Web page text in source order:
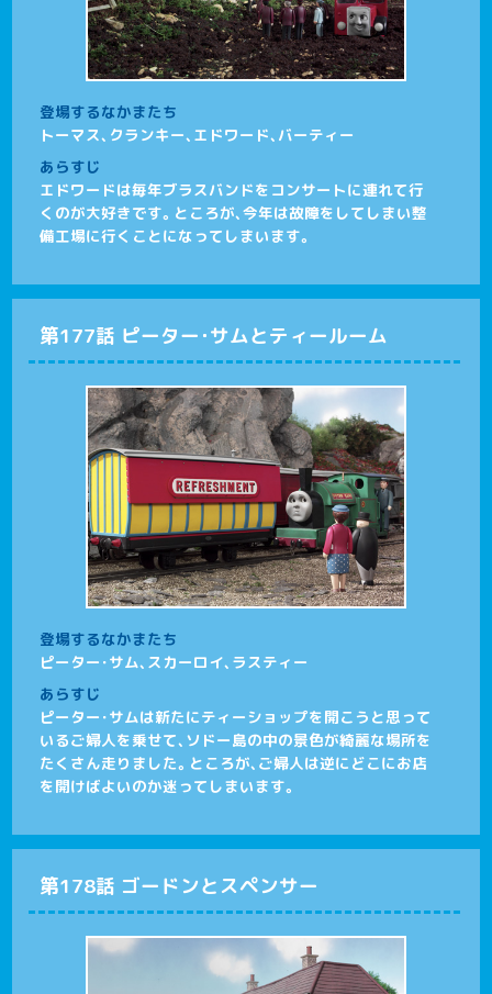
登場するなかまたち
トーマス、クランキー、エドワード、バーティー
あらすじ
エドワードは毎年ブラスバンドをコンサートに連れて行
くのが大好きです。ところが、今年は故障をしてしまい整
備工場に行くことになってしまいます。
第177話 ピーター･サムとティールーム
登場するなかまたち
ピーター･サム、スカーロイ、ラスティー
あらすじ
ピーター･サムは新たにティーショップを開こうと思って
いるご婦人を乗せて、ソドー島の中の景色が綺麗な場所を
たくさん走りました。ところが、ご婦人は逆にどこにお店
を開けばよいのか迷ってしまいます。
第178話 ゴードンとスペンサー